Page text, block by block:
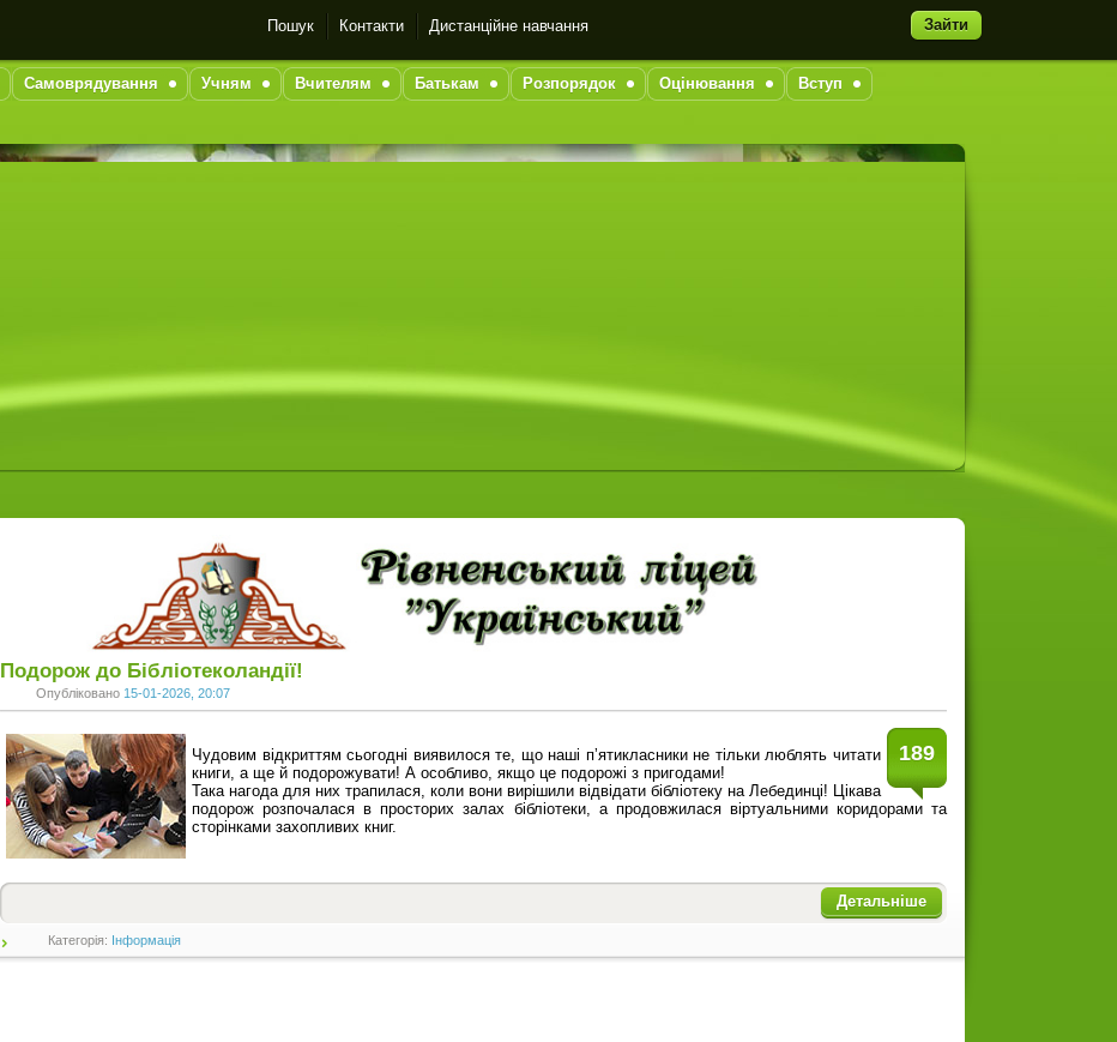
Пошук Контакти Дистанційне навчання Зайти
Самоврядування Учням Вчителям Батькам Розпорядок Оцінювання Вступ
Подорож до Бібліотеколандії!
Опубліковано 15-01-2026, 20:07
189
Чудовим відкриттям сьогодні виявилося те, що наші пʼятикласники не тільки люблять читати
книги, а ще й подорожувати! А особливо, якщо це подорожі з пригодами!
Така нагода для них трапилася, коли вони вирішили відвідати бібліотеку на Лебединці! Цікава
подорож розпочалася в просторих залах бібліотеки, а продовжилася віртуальними коридорами та
сторінками захопливих книг.
Детальніше
Категорія: Інформація